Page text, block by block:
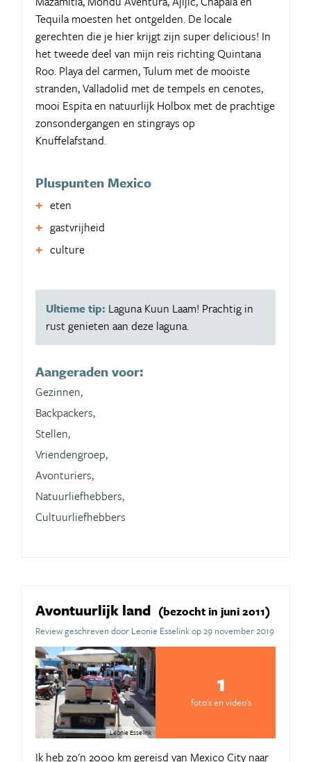
Tequila moesten het ontgelden. De locale
gerechten die je hier krijgt zijn super delicious! In
het tweede deel van mijn reis richting Quintana
Roo. Playa del carmen, Tulum met de mooiste
stranden, Valladolid met de tempels en cenotes,
mooi Espita en natuurlijk Holbox met de prachtige
zonsondergangen en stingrays op
Knuffelafstand.
Pluspunten Mexico
eten
gastvrijheid
culture
Ultieme tip: Laguna Kuun Laam! Prachtig in
rust genieten aan deze laguna.
Aangeraden voor:
Gezinnen,
Backpackers,
Stellen,
Vriendengroep,
Avonturiers,
Natuurliefhebbers,
Cultuurliefhebbers
Avontuurlijk land (bezocht in juni 2011)
Review geschreven door Leonie Esselink op 29 november 2019
Leonie Esselink
1
foto's en video's
Ik heb zo'n 2000 km gereisd van Mexico City naar